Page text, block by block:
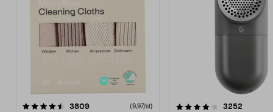
3809recensioner (9,97/st)
4.0av 5 stjärnor 3252
4.5av 5 stjärnor